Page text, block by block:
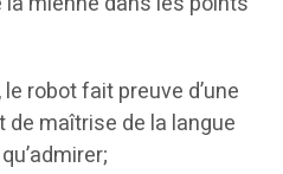
robot fait preuve d’une
maîtrise de la langue